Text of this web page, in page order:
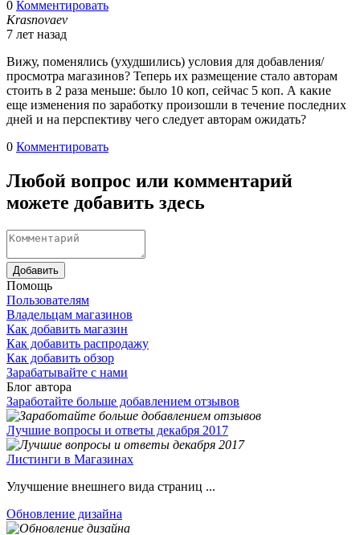
0 Комментировать
Krasnovaev
7 лет назад
Вижу, поменялись (ухудшились) условия для добавления/
просмотра магазинов? Теперь их размещение стало авторам
стоить в 2 раза меньше: было 10 коп, сейчас 5 коп. А какие
еще изменения по заработку произошли в течение последних
дней и на перспективу чего следует авторам ожидать?
0 Комментировать
Любой вопрос или комментарий
можете добавить здесь
Добавить
Помощь
Пользователям
Владельцам магазинов
Как добавить магазин
Как добавить распродажу
Как добавить обзор
Зарабатывайте с нами
Блог автора
Заработайте больше добавлением отзывов
Лучшие вопросы и ответы декабря 2017
Листинги в Магазинах
Улучшение внешнего вида страниц ...
Обновление дизайна